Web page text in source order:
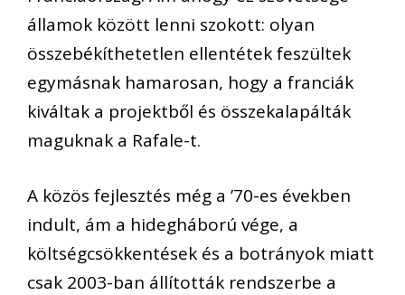
államok között lenni szokott: olyan
összebékíthetetlen ellentétek feszültek
egymásnak hamarosan, hogy a franciák
kiváltak a projektből és összekalapálták
maguknak a Rafale-t.
A közös fejlesztés még a ’70-es években
indult, ám a hidegháború vége, a
költségcsökkentések és a botrányok miatt
csak 2003-ban állították rendszerbe a